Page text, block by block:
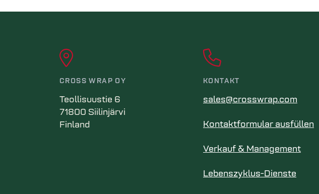
CROSS WRAP OY
Teollisuustie 6
71800 Siilinjärvi
Finland
KONTAKT
sales@crosswrap.com
Kontaktformular ausfüllen
Verkauf & Management
Lebenszyklus-Dienste